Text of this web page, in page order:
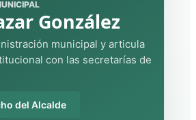
González
municipal y articula
con las secretarías de
del Alcalde